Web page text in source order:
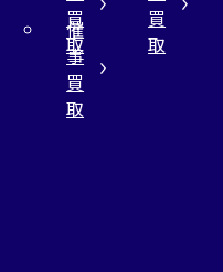
買
取
買
取
催
事
買
取